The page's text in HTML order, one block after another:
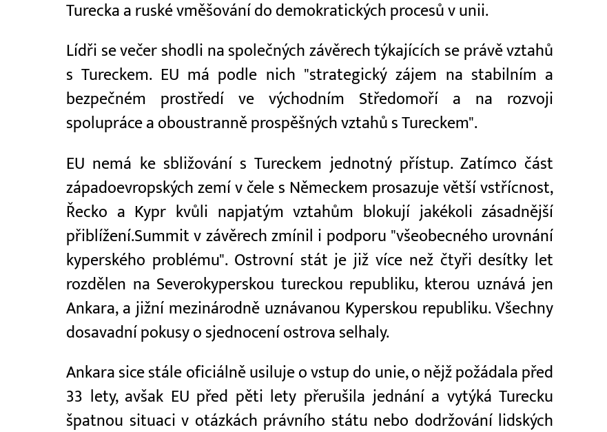
Turecka a ruské vměšování do demokratických procesů v unii.
Lídři se večer shodli na společných závěrech týkajících se právě vztahů
s Tureckem. EU má podle nich "strategický zájem na stabilním a
bezpečném prostředí ve východním Středomoří a na rozvoji
spolupráce a oboustranně prospěšných vztahů s Tureckem".
EU nemá ke sbližování s Tureckem jednotný přístup. Zatímco část
západoevropských zemí v čele s Německem prosazuje větší vstřícnost,
Řecko a Kypr kvůli napjatým vztahům blokují jakékoli zásadnější
přiblížení.Summit v závěrech zmínil i podporu "všeobecného urovnání
kyperského problému". Ostrovní stát je již více než čtyři desítky let
rozdělen na Severokyperskou tureckou republiku, kterou uznává jen
Ankara, a jižní mezinárodně uznávanou Kyperskou republiku. Všechny
dosavadní pokusy o sjednocení ostrova selhaly.
Ankara sice stále oficiálně usiluje o vstup do unie, o nějž požádala před
33 lety, avšak EU před pěti lety přerušila jednání a vytýká Turecku
špatnou situaci v otázkách právního státu nebo dodržování lidských